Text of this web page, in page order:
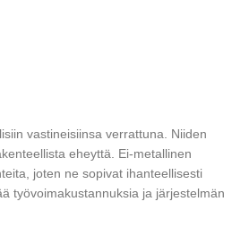
vastineisiinsa verrattuna. Niiden
eheyttä. Ei-metallinen
joten ne sopivat ihanteellisesti
työvoimakustannuksia ja järjestelmän